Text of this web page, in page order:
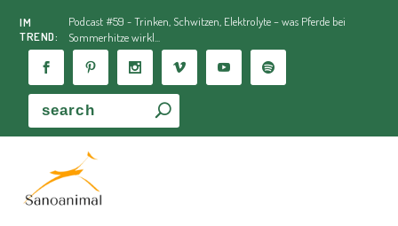
IM
TREND:
Podcast #59 - Trinken, Schwitzen, Elektrolyte – was Pferde bei
Sommerhitze wirkl...